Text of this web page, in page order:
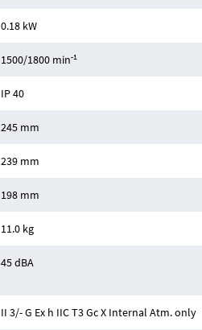
0.18 kW
1500/1800 min-1
IP 40
245 mm
239 mm
198 mm
11.0 kg
45 dBA
II 3/- G Ex h IIC T3 Gc X Internal Atm. only